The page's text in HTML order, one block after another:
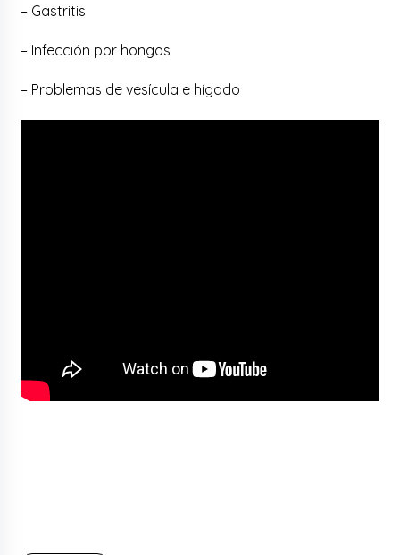
– Gastritis
– Infección por hongos
– Problemas de vesícula e hígado